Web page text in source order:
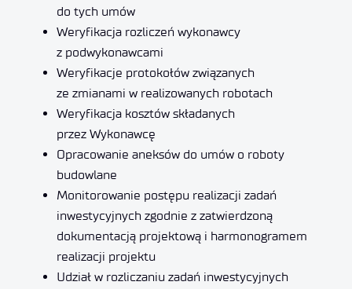
do tych umów
Weryfikacja rozliczeń wykonawcy
z podwykonawcami
Weryfikacje protokołów związanych
ze zmianami w realizowanych robotach
Weryfikacja kosztów składanych
przez Wykonawcę
Opracowanie aneksów do umów o roboty
budowlane
Monitorowanie postępu realizacji zadań
inwestycyjnych zgodnie z zatwierdzoną
dokumentacją projektową i harmonogramem
realizacji projektu
Udział w rozliczaniu zadań inwestycyjnych